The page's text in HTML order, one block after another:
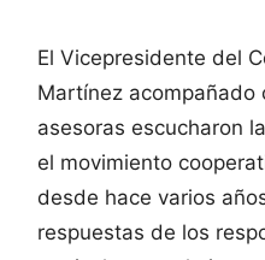
El Vicepresidente del
Martínez acompañado
asesoras escucharon
el movimiento
desde hace varios
respuestas de los